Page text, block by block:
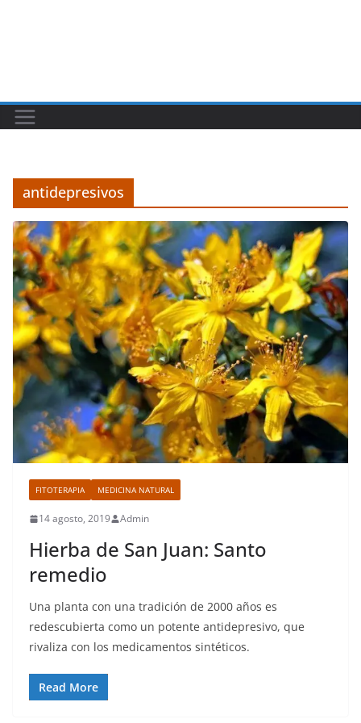
antidepresivos
FITOTERAPIA MEDICINA NATURAL
14 agosto, 2019 Admin
Hierba de San Juan: Santo
remedio
Una planta con una tradición de 2000 años es
redescubierta como un potente antidepresivo, que
rivaliza con los medicamentos sintéticos.
Read More